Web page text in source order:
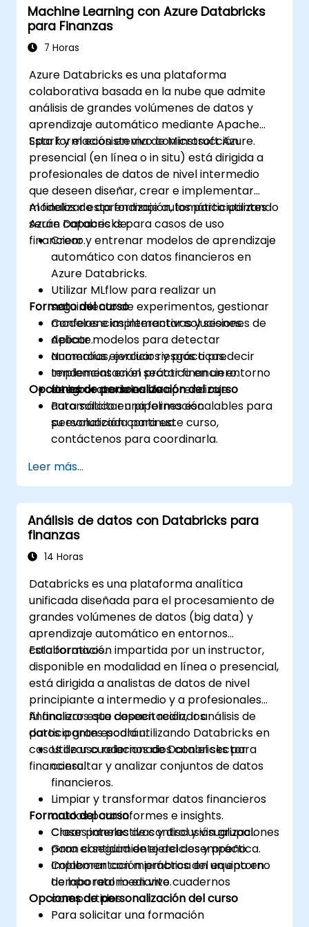
Machine Learning con Azure Databricks
para Finanzas
7 Horas
Azure Databricks es una plataforma
colaborativa basada en la nube que admite
análisis de grandes volúmenes de datos y
aprendizaje automático mediante Apache
Spark y el ecosistema de Microsoft Azure.
Esta formación en vivo con instrucción
presencial (en línea o in situ) está dirigida a
profesionales de datos de nivel intermedio
que deseen diseñar, crear e implementar
modelos de aprendizaje automático utilizando
Azure Databricks para casos de uso
financiero.
Al finalizar esta formación, los participantes
serán capaces de:
Crear y entrenar modelos de aprendizaje
automático con datos financieros en
Azure Databricks.
Utilizar MLflow para realizar un
seguimiento de experimentos, gestionar
modelos e implementar soluciones.
Aplicar modelos para detectar
anomalías, evaluar riesgos o predecir
tendencias en el sector financiero.
Integrar modelos de aprendizaje
automático en pipelines escalables para
su evaluación continua.
Formato del curso
Conferencias interactivas y sesiones de
debate.
Numerous ejercicios y prácticas.
Implementación práctica en un entorno
de laboratorio en vivo.
Opciones de personalización del curso
Para solicitar una formación
personalizada para este curso,
contáctenos para coordinarla.
Leer más...
Análisis de datos con Databricks para
finanzas
14 Horas
Databricks es una plataforma analítica
unificada diseñada para el procesamiento de
grandes volúmenes de datos (big data) y
aprendizaje automático en entornos
colaborativos.
Esta formación impartida por un instructor,
disponible en modalidad en línea o presencial,
está dirigida a analistas de datos de nivel
principiante a intermedio y a profesionales
financieros que deseen realizar análisis de
datos a gran escala utilizando Databricks en
casos de uso relacionados con el sector
financiero.
Al finalizar esta capacitación, los
participantes podrán:
Utilizar cuadernos de Databricks para
consultar y analizar conjuntos de datos
financieros.
Limpiar y transformar datos financieros
crudos para informes e insights.
Crear paneles de control y visualizaciones
para el seguimiento del desempeño.
Colaborar con miembros del equipo en
tiempo real mediante cuadernos
compartidos.
Formato del curso
Clases interactivas y discusión grupal.
Gran cantidad de ejercicios y práctica.
Implementación práctica en un entorno
de laboratorio en vivo.
Opciones de personalización del curso
Para solicitar una formación